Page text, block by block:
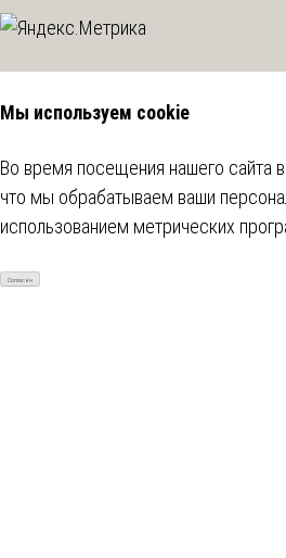
Мы используем cookie
Во время посещения нашего сайта
что мы обрабатываем ваши
использованием метрических
Согласен